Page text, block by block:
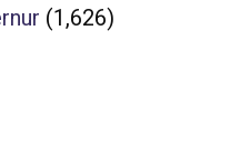
(1,626)